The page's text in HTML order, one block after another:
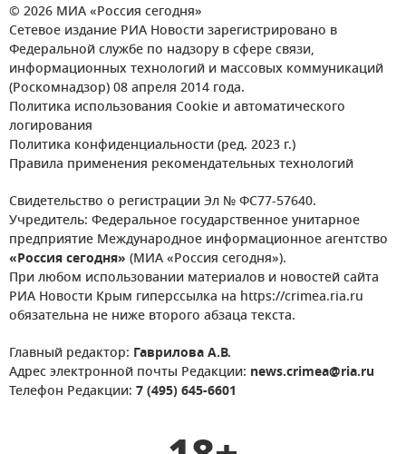
© 2026 МИА «Россия сегодня»
Сетевое издание РИА Новости зарегистрировано в
Федеральной службе по надзору в сфере связи,
информационных технологий и массовых коммуникаций
(Роскомнадзор) 08 апреля 2014 года.
Политика использования Cookie и автоматического
логирования
Политика конфиденциальности (ред. 2023 г.)
Правила применения рекомендательных технологий
Свидетельство о регистрации Эл № ФС77-57640.
Учредитель: Федеральное государственное унитарное
предприятие Международное информационное агентство
«Россия сегодня» (МИА «Россия сегодня»).
При любом использовании материалов и новостей сайта
РИА Новости Крым гиперссылка на https://crimea.ria.ru
обязательна не ниже второго абзаца текста.
Главный редактор: Гаврилова А.В.
Адрес электронной почты Редакции: news.crimea@ria.ru
Телефон Редакции: 7 (495) 645-6601